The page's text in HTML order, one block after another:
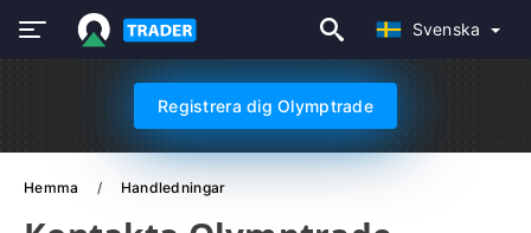
Svenska
Registrera dig Olymptrade
Hemma Handledningar